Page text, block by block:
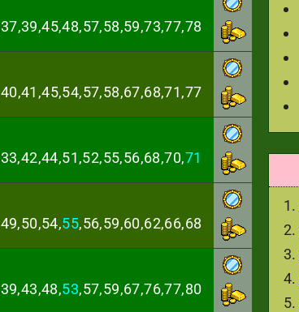
37,39,45,48,57,58,59,73,77,78
40,41,45,54,57,58,67,68,71,77
33,42,44,51,52,55,56,68,70,71
49,50,54,55,56,59,60,62,66,68
39,43,48,53,57,59,67,76,77,80